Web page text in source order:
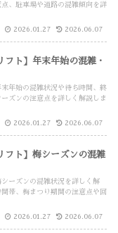
、駐車場や道路の混雑傾向を詳
2026.01.27 2026.06.07
フト】年末年始の混雑・
年始の混雑状況や待ち時間、終
ズンの注意点を詳しく解説しま
2026.01.27 2026.06.07
フト】梅シーズンの混雑
ーズンの混雑状況を詳しく解
帯、梅まつり期間の注意点や回
2026.01.27 2026.06.07